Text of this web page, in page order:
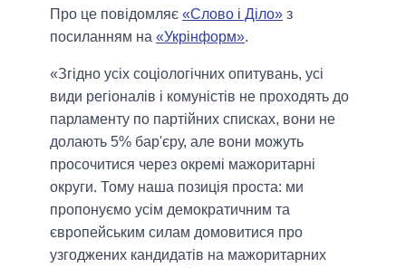
Про це повідомляє «Слово і Діло» з
посиланням на «Укрінформ».
«Згідно усіх соціологічних опитувань, усі
види регіоналів і комуністів не проходять до
парламенту по партійних списках, вони не
долають 5% бар'єру, але вони можуть
просочитися через окремі мажоритарні
округи. Тому наша позиція проста: ми
пропонуємо усім демократичним та
європейським силам домовитися про
узгоджених кандидатів на мажоритарних